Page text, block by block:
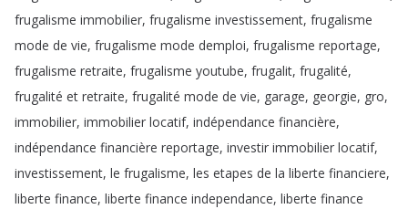
frugalisme immobilier, frugalisme investissement, frugalisme
mode de vie, frugalisme mode demploi, frugalisme reportage,
frugalisme retraite, frugalisme youtube, frugalit, frugalité,
frugalité et retraite, frugalité mode de vie, garage, georgie, gro,
immobilier, immobilier locatif, indépendance financière,
indépendance financière reportage, investir immobilier locatif,
investissement, le frugalisme, les etapes de la liberte financiere,
liberte finance, liberte finance independance, liberte finance